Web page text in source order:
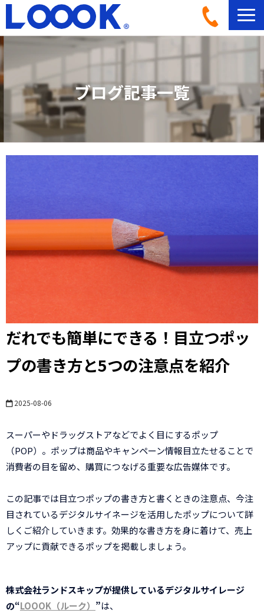
LOOOKとは
活用イメージ
導入事例一覧
ブログ記事一覧
ブログ記事一覧
だれでも簡単にできる！目立つポッ
プの書き方と5つの注意点を紹介
2025-08-06
スーパーやドラッグストアなどでよく目にするポップ
（POP）。ポップは商品やキャンペーン情報目立たせることで
消費者の目を留め、購買につなげる重要な広告媒体です。
この記事では目立つポップの書き方と書くときの注意点、今注
目されているデジタルサイネージを活用したポップについて詳
しくご紹介していきます。効果的な書き方を身に着けて、売上
アップに貢献できるポップを掲載しましょう。
株式会社ランドスキップが提供しているデジタルサイレージ
の“LOOOK（ルーク） ”は、